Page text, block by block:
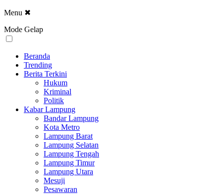
Menu ✖
Mode Gelap
Beranda
Trending
Berita Terkini
Hukum
Kriminal
Politik
Kabar Lampung
Bandar Lampung
Kota Metro
Lampung Barat
Lampung Selatan
Lampung Tengah
Lampung Timur
Lampung Utara
Mesuji
Pesawaran